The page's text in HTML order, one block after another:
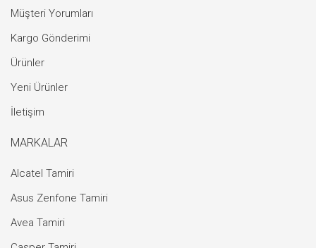
Müşteri Yorumları
Kargo Gönderimi
Ürünler
Yeni Ürünler
İletişim
MARKALAR
Alcatel Tamiri
Asus Zenfone Tamiri
Avea Tamiri